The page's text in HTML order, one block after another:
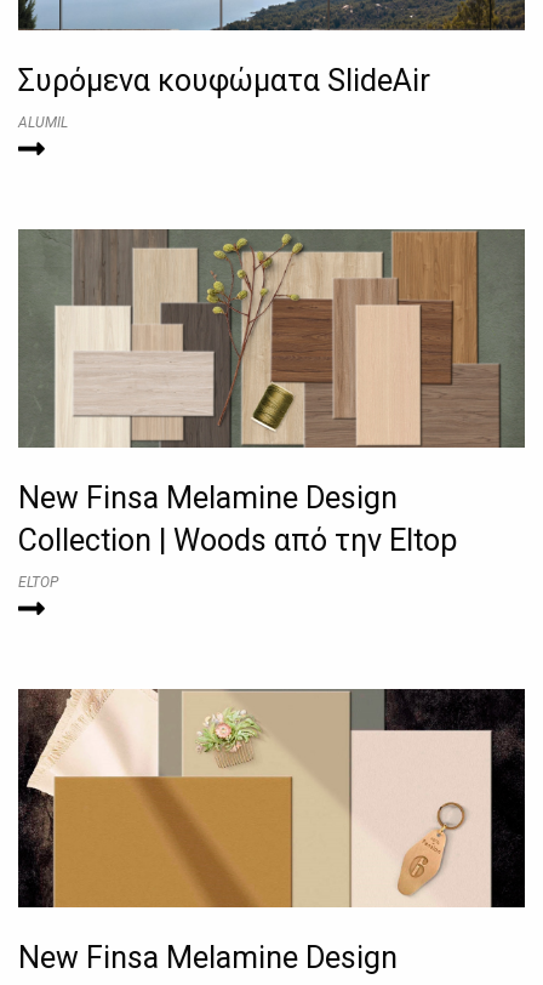
Συρόμενα κουφώματα SlideAir
ALUMIL
New Finsa Melamine Design
Collection | Woods από την Eltop
ELTOP
New Finsa Melamine Design